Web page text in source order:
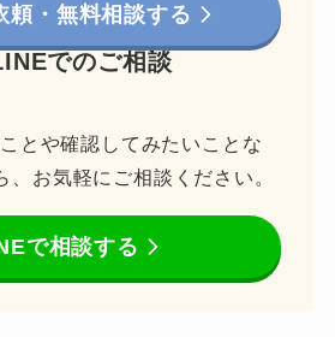
頼・無料相談する
でのご相談
とや確認してみたいことな
、お気軽にご相談ください。
で相談する